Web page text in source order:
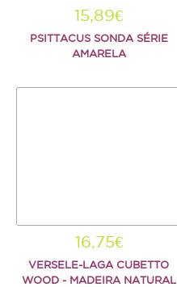
15,89€
PSITTACUS SONDA SÉRIE
AMARELA
16,75€
VERSELE-LAGA CUBETTO
WOOD - MADEIRA NATURAL